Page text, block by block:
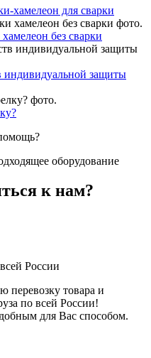
хамелеон для сварки
без сварки
индивидуальной защиты
оборудование
к нам?
России
перевозку товара и
по всей России!
для Вас способом.